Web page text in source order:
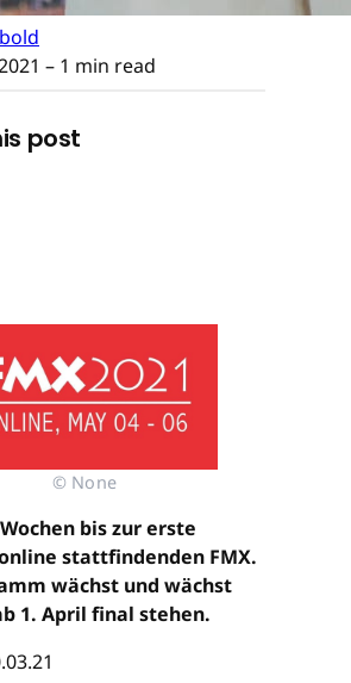
– 1 min read
post
© None
bis zur erste
stattfindenden FMX.
wächst und wächst
1. April final stehen.